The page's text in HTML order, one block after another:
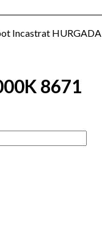
Incastrat HURGADA
8671